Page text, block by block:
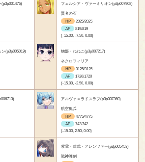
フェルシア・ヴァーミリオン(p3p007908)
賢者の石
HP
2025/2025
AP
819/819
(-15.00, -7.50, 0.00)
(p3p005019)
物部・ねねこ(p3p007217)
ネクロフィリア
HP
3125/3125
AP
1720/1720
(-15.00, -2.50, 0.00)
アルヴァ＝ラドスラフ(p3p007360)
航空猟兵
HP
4775/4775
AP
742/742
(-15.00, 2.50, 0.00)
紫電・弍式・アレンツァー(p3p005453)
戦神護剣